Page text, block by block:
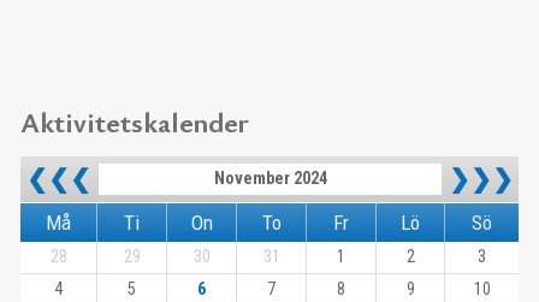
Aktivitetskalender
❮❮❮ November 2024 ❯❯❯
Må Ti On To Fr Lö Sö
28 29 30 31 1 2
3
4
5 6 7 8 9
10